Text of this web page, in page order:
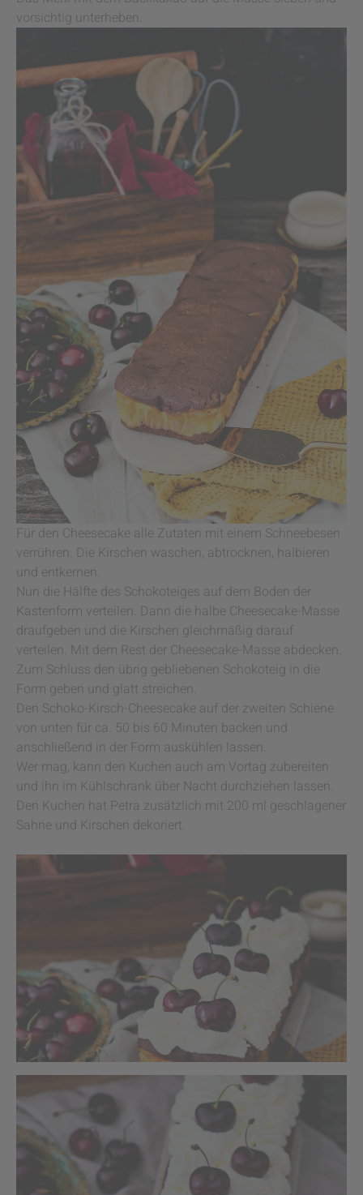
vorsichtig unterheben.
Für den Cheesecake alle Zutaten mit einem Schneebesen
verrühren. Die Kirschen waschen, abtrocknen, halbieren
und entkernen.
Nun die Hälfte des Schokoteiges auf dem Boden der
Kastenform verteilen. Dann die halbe Cheesecake-Masse
draufgeben und die Kirschen gleichmäßig darauf
verteilen. Mit dem Rest der Cheesecake-Masse abdecken.
Zum Schluss den übrig gebliebenen Schokoteig in die
Form geben und glatt streichen.
Den Schoko-Kirsch-Cheesecake auf der zweiten Schiene
von unten für ca. 50 bis 60 Minuten backen und
anschließend in der Form auskühlen lassen.
Wer mag, kann den Kuchen auch am Vortag zubereiten
und ihn im Kühlschrank über Nacht durchziehen lassen.
Den Kuchen hat Petra zusätzlich mit 200 ml geschlagener
Sahne und Kirschen dekoriert.